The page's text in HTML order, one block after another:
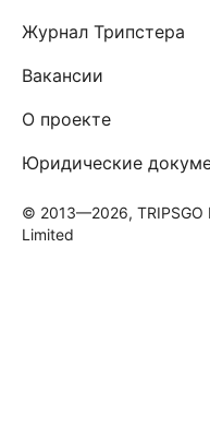
Журнал Трипстера
Вакансии
О проекте
Юридические
© 2013—2026, TRIPSGO
Limited